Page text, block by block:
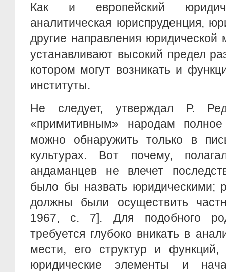
Как и европейский
аналитическая юриспруденция,
другие направления
устанавливают высокий предел
котором могут возникать и
институты.
Не следует, утверждал Р.
«примитивным» народам
можно обнаружить только в
культурах. Вот почему,
андаманцев не влечет
было бы назвать юридическими;
должны были осуществить
1967, с. 7]. Для подобного
требуется глубоко вникать в
мести, его структур и
юридические элементы и